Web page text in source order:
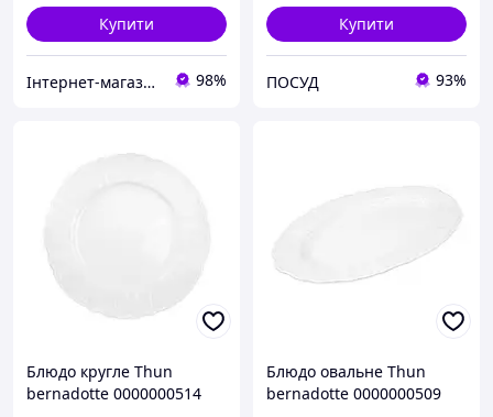
Купити
Інтернет-магазин Господиня 98%
Купити
ПОСУД 93%
Блюдо кругле Thun
bernadotte 0000000514
Блюдо овальне Thun
bernadotte 0000000509